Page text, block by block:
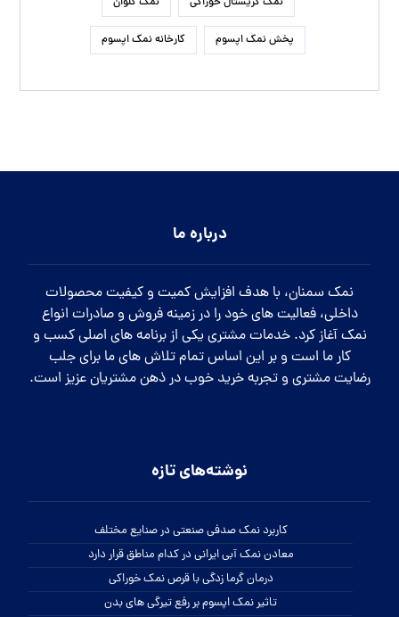
پخش نمک اپسوم کارخانه نمک اپسوم
درباره ما
نمک سمنان، با هدف افزایش کمیت و کیفیت محصولات
داخلی، فعالیت های خود را در زمینه فروش و صادرات انواع
نمک آغاز کرد. خدمات مشتری یکی از برنامه های اصلی کسب و
کار ما است و بر این اساس تمام تلاش های ما برای جلب
رضایت مشتری و تجربه خرید خوب در ذهن مشتریان عزیز است.
نوشته‌های تازه
کاربرد نمک صدفی صنعتی در صنایع مختلف
معادن نمک آبی ایرانی در کدام مناطق قرار دارد
درمان گرما زدگی با قرص نمک خوراکی
تاثیر نمک اپسوم بر رفع تیرگی های بدن